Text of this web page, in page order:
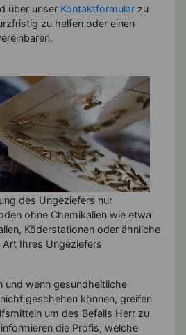
über unser Kontaktformular zu
zu helfen oder einen
des Ungeziefers nur
ohne Chemikalien wie etwa
Köderstationen oder ähnliche
Ihres Ungeziefers
und wenn gesundheitliche
geschehen können, greifen
um des Befalls Herr zu
die Profis, welche